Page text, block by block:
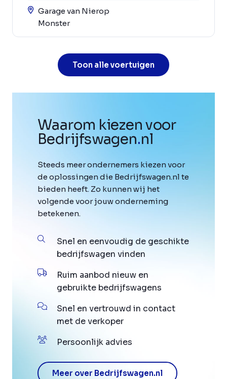
Garage van Nierop
Monster
Toon alle voertuigen
Waarom kiezen voor
Bedrijfswagen.nl
Steeds meer ondernemers kiezen voor
de oplossingen die Bedrijfswagen.nl te
bieden heeft. Zo kunnen wij het
volgende voor jouw onderneming
betekenen.
Snel en eenvoudig de geschikte
bedrijfswagen vinden
Ruim aanbod nieuw en
gebruikte bedrijfswagens
Snel en vertrouwd in contact
met de verkoper
Persoonlijk advies
Meer over Bedrijfswagen.nl